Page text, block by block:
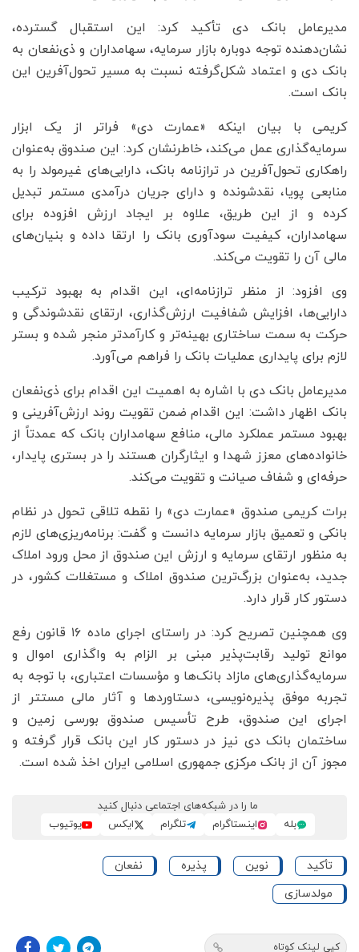
مدیرعامل بانک دی تأکید کرد: این استقبال گسترده،
نشان‌دهنده توجه دوباره بازار سرمایه، سهامداران و ذی‌نفعان به
بانک دی و اعتماد شکل‌گرفته نسبت به مسیر تحول‌آفرین این
بانک است.
کریمی با بیان اینکه «عمارت دی» فراتر از یک ابزار
سرمایه‌گذاری عمل می‌کند، خاطرنشان کرد: این صندوق به‌عنوان
راهکاری تحول‌آفرین در ترازنامه بانک، دارایی‌های غیرمولد را به
منابعی پویا، نقدشونده و دارای جریان درآمدی مستمر تبدیل
کرده و از این طریق، علاوه بر ایجاد ارزش افزوده برای
سهامداران، کیفیت سودآوری بانک را ارتقا داده و بنیان‌های
مالی آن را تقویت می‌کند.
وی افزود: از منظر ترازنامه‌ای، این اقدام به بهبود ترکیب
دارایی‌ها، افزایش شفافیت ارزش‌گذاری، ارتقای نقدشوندگی و
حرکت به سمت ساختاری بهینه‌تر و کارآمدتر منجر شده و بستر
لازم برای پایداری عملیات بانک را فراهم می‌آورد.
مدیرعامل بانک دی با اشاره به اهمیت این اقدام برای ذی‌نفعان
بانک اظهار داشت: این اقدام ضمن تقویت روند ارزش‌آفرینی و
بهبود مستمر عملکرد مالی، منافع سهامداران بانک که عمدتاً از
خانواده‌های معزز شهدا و ایثارگران هستند را در بستری پایدار،
حرفه‌ای و شفاف صیانت و تقویت می‌کند.
برات کریمی صندوق «عمارت دی» را نقطه تلاقی تحول در نظام
بانکی و تعمیق بازار سرمایه دانست و گفت: برنامه‌ریزی‌های لازم
به منظور ارتقای سرمایه و ارزش این صندوق از محل ورود املاک
جدید، به‌عنوان بزرگ‌ترین صندوق املاک و مستغلات کشور، در
دستور کار قرار دارد.
وی همچنین تصریح کرد: در راستای اجرای ماده ۱۶ قانون رفع
موانع تولید رقابت‌پذیر مبنی بر الزام به واگذاری اموال و
سرمایه‌گذاری‌های مازاد بانک‌ها و مؤسسات اعتباری، با توجه به
تجربه موفق پذیره‌نویسی، دستاوردها و آثار مالی مستتر از
اجرای این صندوق، طرح تأسیس صندوق بورسی زمین و
ساختمان بانک دی نیز در دستور کار این بانک قرار گرفته و
مجوز آن از بانک مرکزی جمهوری اسلامی ایران اخذ شده است.
ما را در شبکه‌های اجتماعی دنبال کنید
بله
اینستاگرام تلگرام ایکس یوتیوب
تأکید نوین پذیره
نفعان
مولدسازی
کپی لینک کوتاه